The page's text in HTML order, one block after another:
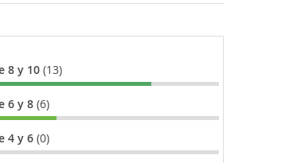
8 y 10 (13)
6 y 8 (6)
4 y 6 (0)